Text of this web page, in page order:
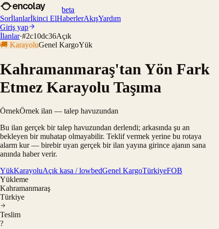
encolay
beta
Sorİlanlarİkinci ElHaberlerAkışYardım
Giriş yap
İlanlar·#2c10dc36Açık
🚚 KarayoluGenel KargoYük
Kahramanmaraş'tan Yön Fark
Etmez Karayolu Taşıma
ÖrnekÖrnek ilan — talep havuzundan
Bu ilan gerçek bir talep havuzundan derlendi; arkasında şu an
bekleyen bir muhatap olmayabilir. Teklif vermek yerine bu rotaya
alarm kur — birebir uyan gerçek bir ilan yayına girince ajanın sana
anında haber verir.
YükKarayoluAçık kasa / lowbedGenel KargoTürkiyeFOB
Yükleme
Kahramanmaraş
Türkiye
Teslim
?